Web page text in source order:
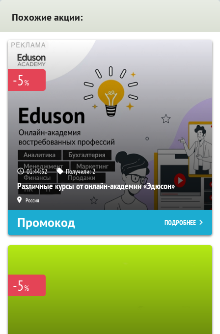
Похожие акции:
-5%
01:44:51 Получили:2
Различные курсы от онлайн-академии «Эдюсон»
Россия
Промокод ПОДРОБНЕЕ
-5%